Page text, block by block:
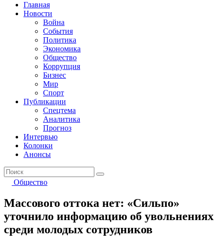
Главная
Новости
Война
События
Политика
Экономика
Общество
Коррупция
Бизнес
Мир
Спорт
Публикации
Спецтема
Аналитика
Прогноз
Интервью
Колонки
Анонсы
Общество
Массового оттока нет: «Сильпо»
уточнило информацию об увольнениях
среди молодых сотрудников